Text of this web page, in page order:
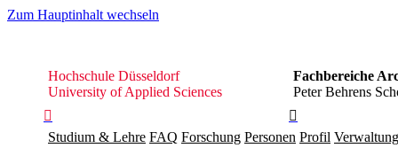
Zum Hauptinhalt wechseln
Hochschule
Düsseldorf
Hochschule Düsseldorf
University of Applied Sciences
Fachbereiche
Peter Behrens


Studium & Lehre FAQ Forschung Personen Profil